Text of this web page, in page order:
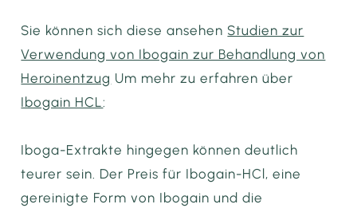
Sie können sich diese ansehen Studien zur
Verwendung von Ibogain zur Behandlung von
Heroinentzug Um mehr zu erfahren über
Ibogain HCL:
Iboga-Extrakte hingegen können deutlich
teurer sein. Der Preis für Ibogain-HCl, eine
gereinigte Form von Ibogain und die